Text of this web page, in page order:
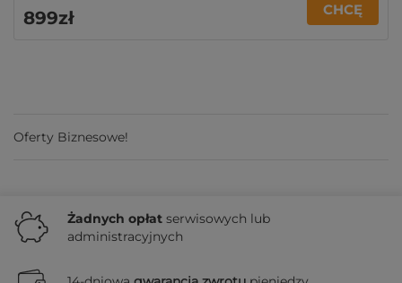
899zł CHCĘ
Oferty Biznesowe!
Żadnych opłat serwisowych lub
administracyjnych